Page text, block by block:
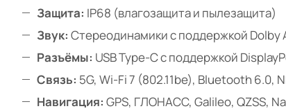
Защита: IP68 (влагозащита и пылезащита)
Звук: Стереодинамики с поддержкой Dolby
Разъёмы: USB Type-C с поддержкой
Связь: 5G, Wi-Fi 7 (802.11be), Bluetooth 6.0,
Навигация: GPS, ГЛОНАСС, Galileo, QZSS,